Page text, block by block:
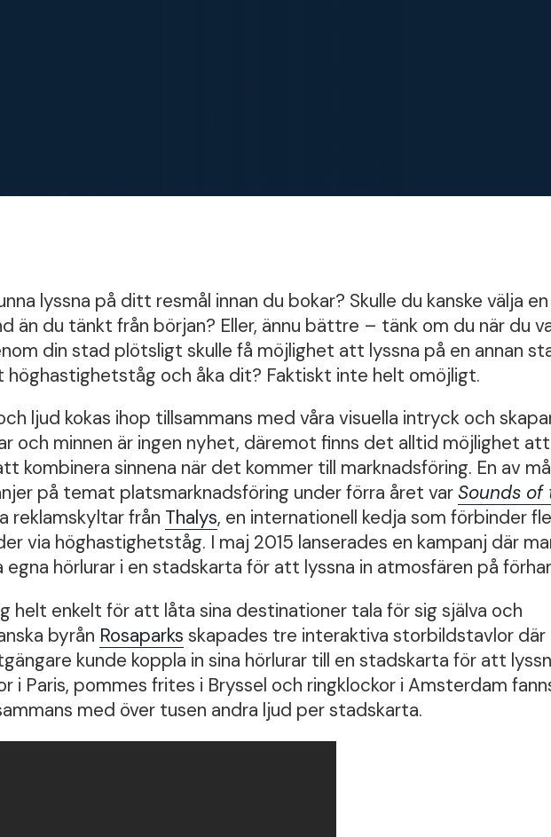
lyssna på ditt resmål innan du bokar? Skulle du kanske välja
än du tänkt från början? Eller, ännu bättre – tänk om du när du
din stad plötsligt skulle få möjlighet att lyssna på en annan
och åka dit? Faktiskt inte helt omöjligt.
ljud kokas ihop tillsammans med våra visuella intryck och
och minnen är ingen nyhet, däremot finns det alltid möjlighet
kombinera sinnena när det kommer till marknadsföring. En av
på temat platsmarknadsföring under förra året varSounds of
reklamskyltar från Thalys, en internationell kedja som förbinder
via höghastighetståg. I maj 2015 lanserades en kampanj där
egna hörlurar i en stadskarta för att lyssna in atmosfären på
helt enkelt för att låta sina destinationer tala för sig själva och
byrån Rosaparks skapades tre interaktiva storbildstavlor där
kunde koppla in sina hörlurar till en stadskarta för att
i Paris, pommes frites i Bryssel och ringklockor i Amsterdam
med över tusen andra ljud per stadskarta.